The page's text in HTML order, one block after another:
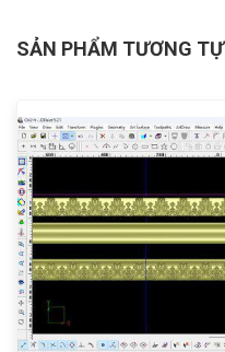
SẢN PHẨM TƯƠNG TỰ